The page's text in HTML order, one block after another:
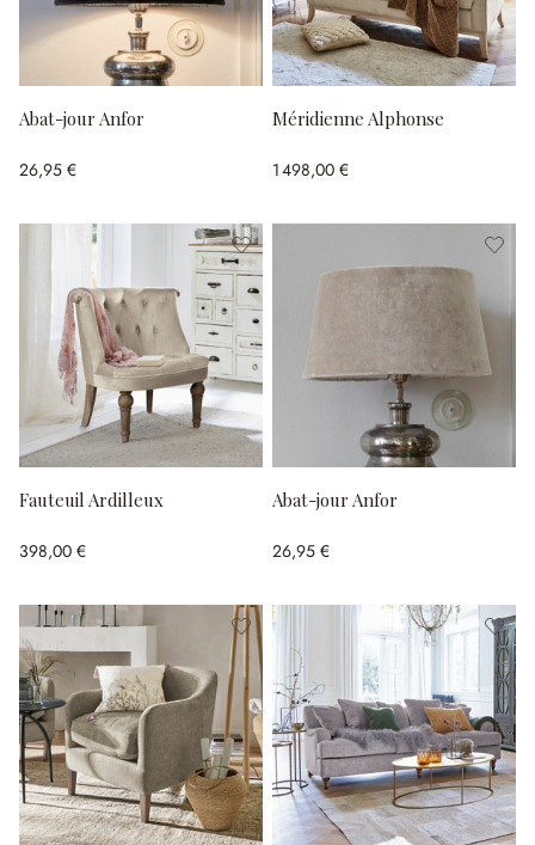
Abat-jour Anfor
26,95 €
Méridienne Alphonse
1 498,00 €
Fauteuil Ardilleux
398,00 €
Abat-jour Anfor
26,95 €